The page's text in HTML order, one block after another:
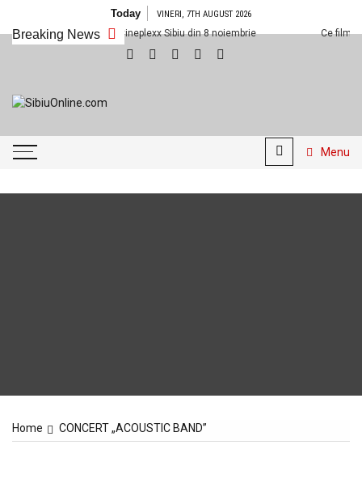
Today VINERI, 7TH AUGUST 2026
Breaking News
Ce filme noi vedem la Cineplexx Sibiu din 8 noiembrie Ce filme noi
Sibiu!!!
Menu
Home CONCERT „ACOUSTIC BAND”